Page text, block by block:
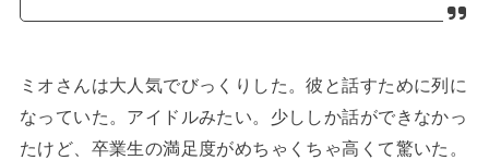
ミオさんは大人気でびっくりした。彼と話すために列に
なっていた。アイドルみたい。少ししか話ができなかっ
たけど、卒業生の満足度がめちゃくちゃ高くて驚いた。